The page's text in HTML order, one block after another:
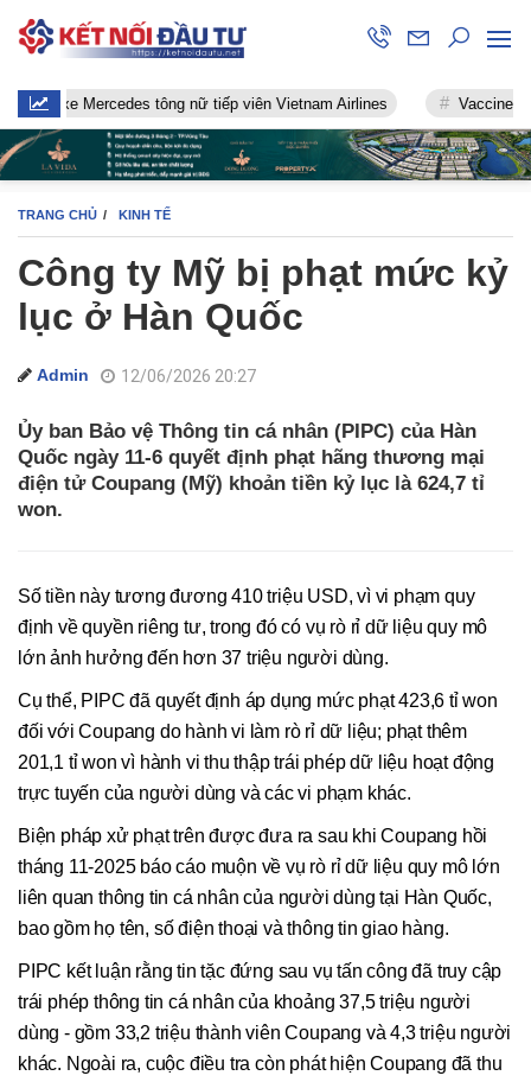
Mercedes tông nữ tiếp viên Vietnam Airlines Vaccine chống
TRANG CHỦ KINH TẾ
Công ty Mỹ bị phạt mức kỷ
lục ở Hàn Quốc
Admin 12/06/2026 20:27
Ủy ban Bảo vệ Thông tin cá nhân (PIPC) của Hàn
Quốc ngày 11-6 quyết định phạt hãng thương mại
điện tử Coupang (Mỹ) khoản tiền kỷ lục là 624,7 tỉ
won.
Số tiền này tương đương 410 triệu USD, vì vi phạm quy
định về quyền riêng tư, trong đó có vụ rò rỉ dữ liệu quy mô
lớn ảnh hưởng đến hơn 37 triệu người dùng.
Cụ thể, PIPC đã quyết định áp dụng mức phạt 423,6 tỉ won
đối với Coupang do hành vi làm rò rỉ dữ liệu; phạt thêm
201,1 tỉ won vì hành vi thu thập trái phép dữ liệu hoạt động
trực tuyến của người dùng và các vi phạm khác.
Biện pháp xử phạt trên được đưa ra sau khi Coupang hồi
tháng 11-2025 báo cáo muộn về vụ rò rỉ dữ liệu quy mô lớn
liên quan thông tin cá nhân của người dùng tại Hàn Quốc,
bao gồm họ tên, số điện thoại và thông tin giao hàng.
PIPC kết luận rằng tin tặc đứng sau vụ tấn công đã truy cập
trái phép thông tin cá nhân của khoảng 37,5 triệu người
dùng - gồm 33,2 triệu thành viên Coupang và 4,3 triệu người
khác. Ngoài ra, cuộc điều tra còn phát hiện Coupang đã thu